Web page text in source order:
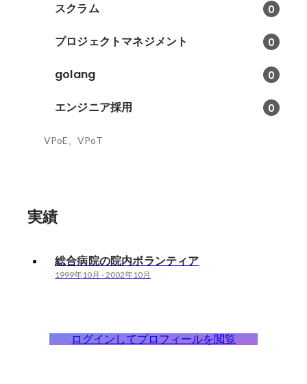
スクラム 0
プロジェクトマネジメント 0
golang 0
エンジニア採用 0
VPoE、VPoT
実績
総合病院の院内ボランティア
1999年10月 -2002年10月
ログインしてプロフィールを閲覧